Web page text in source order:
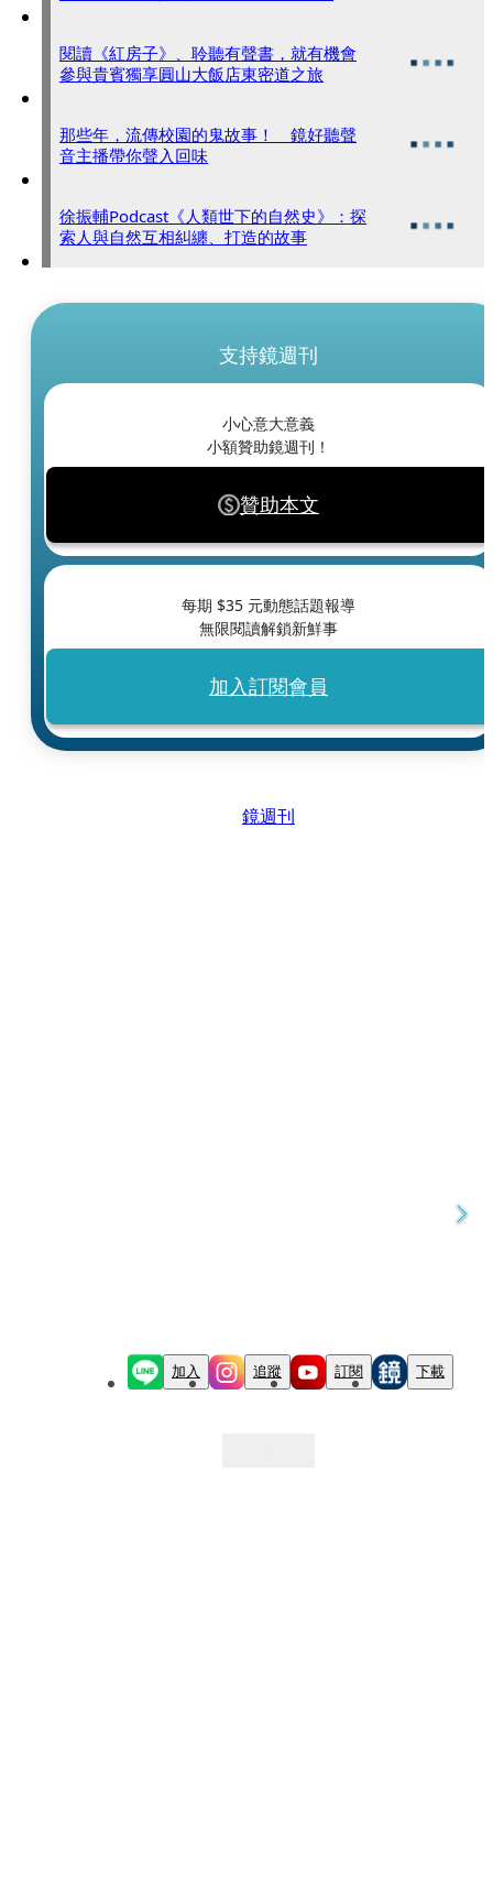
閱讀《紅房子》、聆聽有聲書，就有機會
參與貴賓獨享圓山大飯店東密道之旅
那些年，流傳校園的鬼故事！ 鏡好聽聲
音主播帶你聲入回味
徐振輔Podcast《人類世下的自然史》：探
索人與自然互相糾纏、打造的故事
支持鏡週刊
小心意大意義
小額贊助鏡週刊！
贊助本文
每期 $35 元動態話題報導
無限閱讀解鎖新鮮事
加入訂閱會員
鏡週刊
加入 追蹤 訂閱 下載